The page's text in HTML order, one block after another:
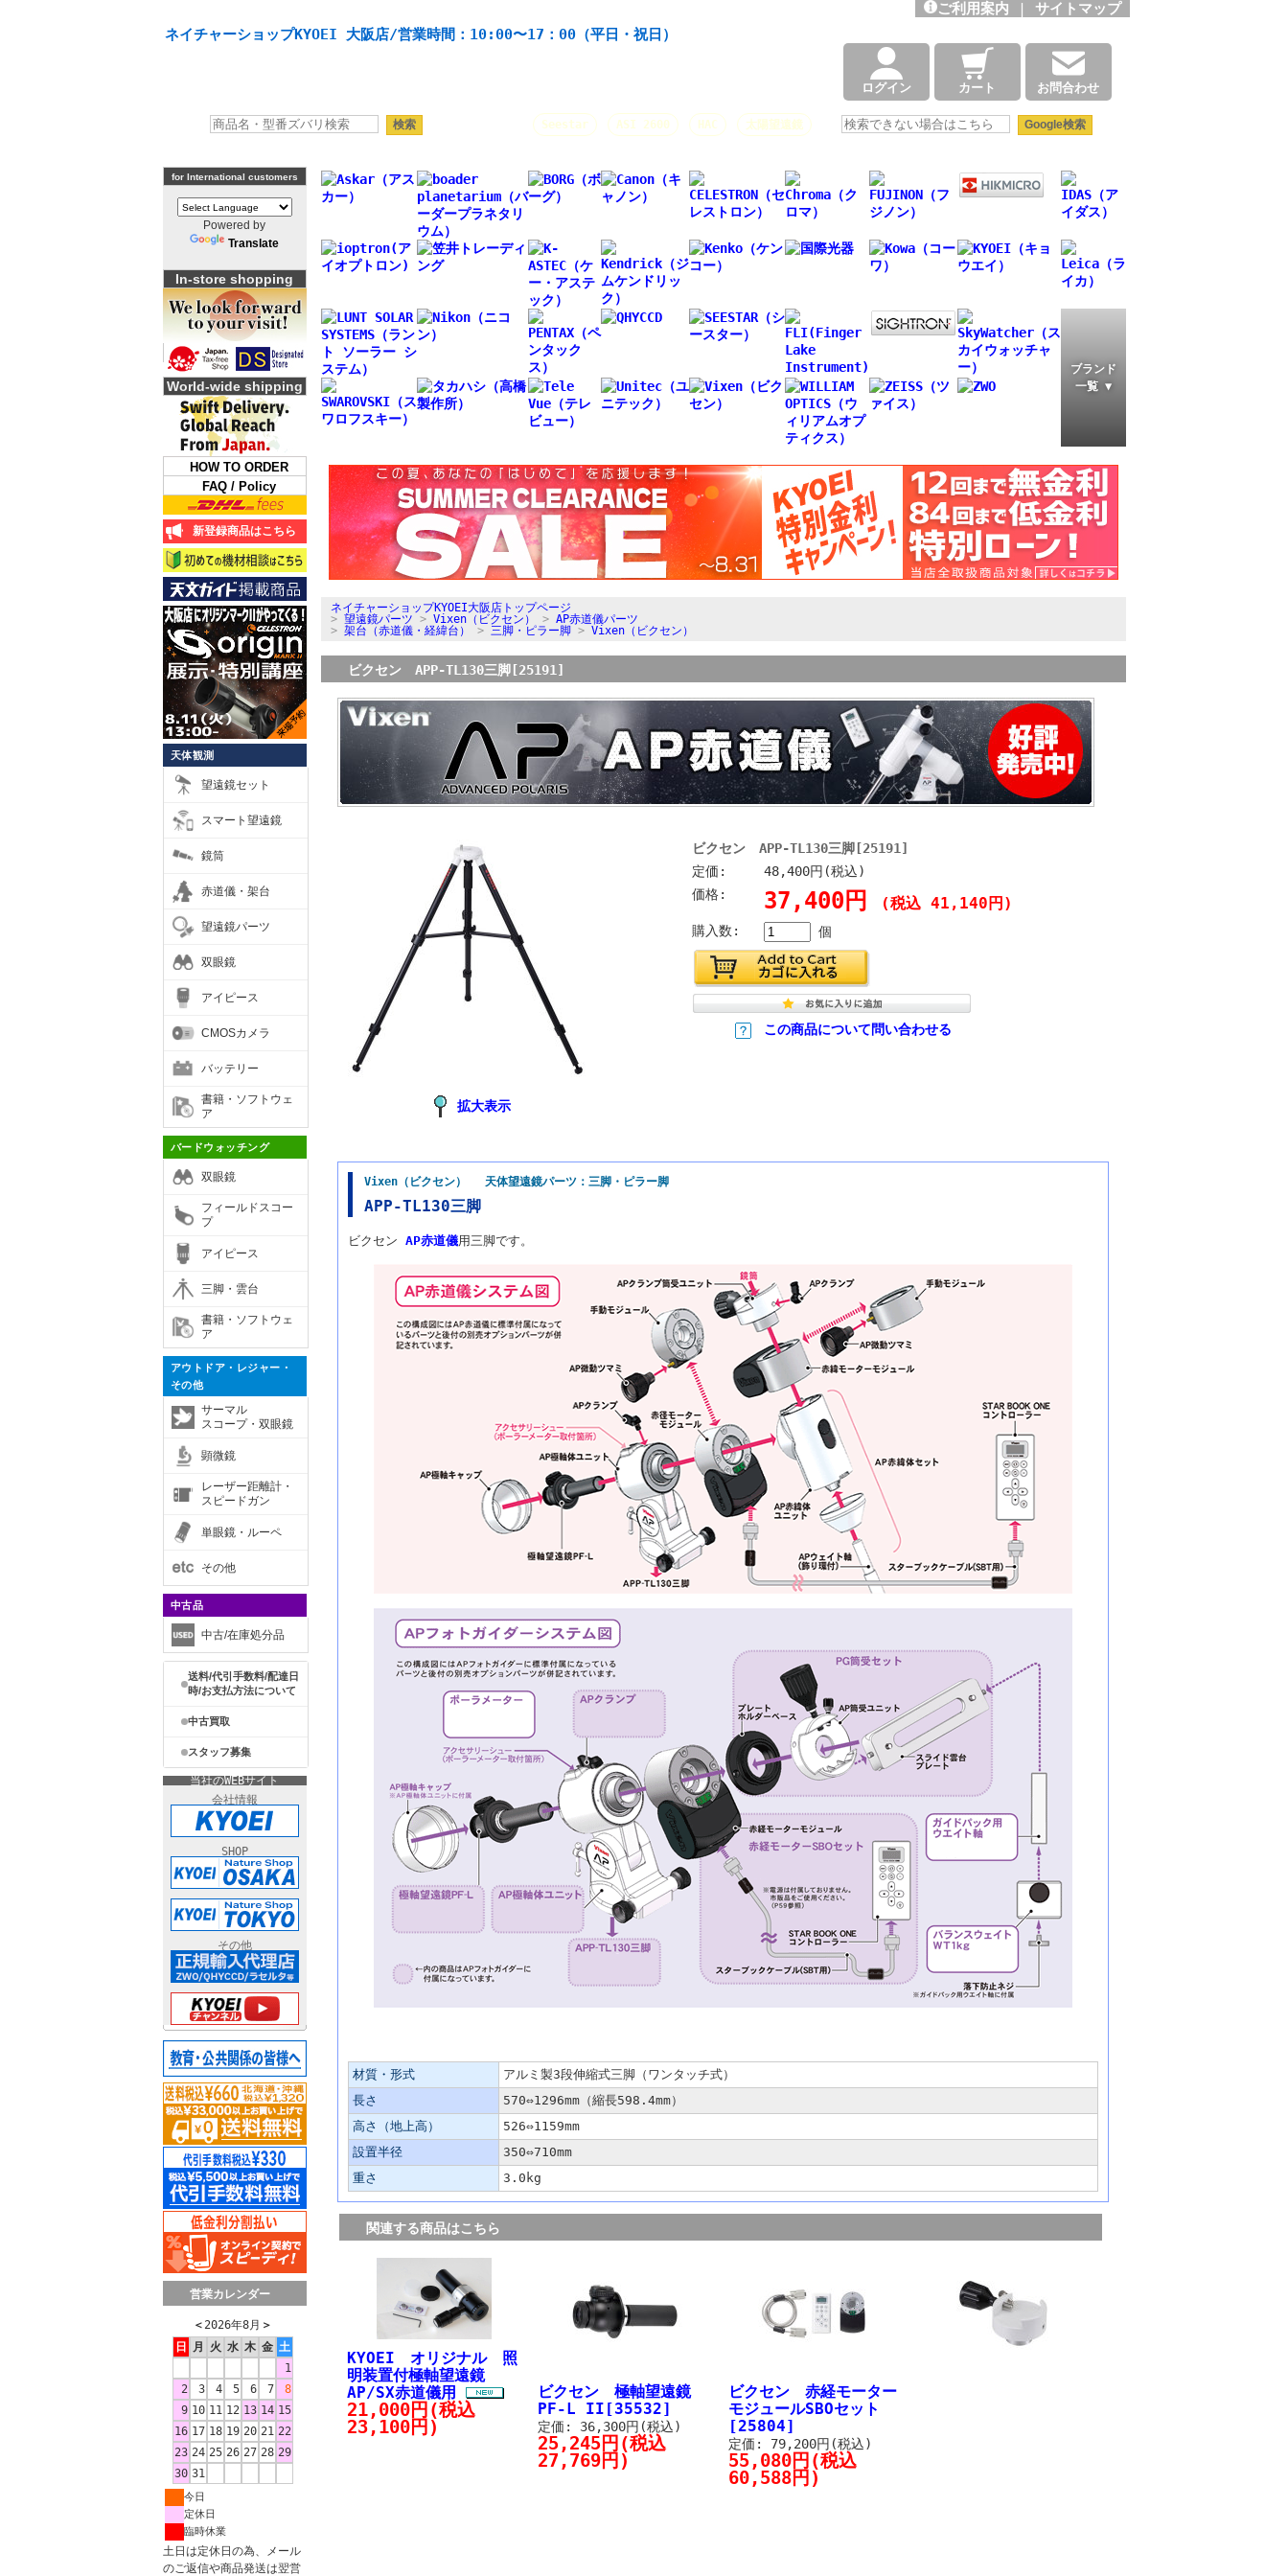
ネイチャーショップKYOEI 大阪店/営業時間：10:00〜17：00（平日・祝日）
ご利用案内 | サイトマップ
ログイン カート お問合わせ
Seestar ASI 2600 HAC 太陽望遠鏡
for International customers
Powered by
Translate
In-store shopping
World-wide shipping
HOW TO ORDER
FAQ / Policy
新登録商品はこちら
天体観測
望遠鏡セット
スマート望遠鏡
鏡筒
赤道儀・架台
望遠鏡パーツ
双眼鏡
アイピース
CMOSカメラ
バッテリー
書籍・ソフトウェ
ア
バードウォッチング
双眼鏡
フィールドスコー
プ
アイピース
三脚・雲台
書籍・ソフトウェ
ア
アウトドア・レジャー・
その他
サーマル
スコープ・双眼鏡
顕微鏡
レーザー距離計・
スピードガン
単眼鏡・ルーペ
その他
中古品
中古/在庫処分品
送料/代引手数料/配達日
時/お支払方法について
中古買取
スタッフ募集
当社のWEBサイト
会社情報
SHOP
その他
営業カレンダー
＜ 2026年8月 ＞
日
月 火 水 木 金 土
1
2
3 4 5 6 7
8
9 10 11 12 13 14 15
16 17 18 19 20 21 22
23 24 25 26 27 28 29
30 31
今日
定休日
臨時休業
土日は定休日の為、メール
のご返信や商品発送は翌営
ブランド
一覧 ▼
ネイチャーショップKYOEI大阪店トップページ
> 望遠鏡パーツ > Vixen（ビクセン） > AP赤道儀パーツ
> 架台（赤道儀・経緯台） > 三脚・ピラー脚> Vixen（ビクセン）
ビクセン APP-TL130三脚[25191]
拡大表示
ビクセン APP-TL130三脚[25191]
定価:
48,400円(税込)
価格:
37,400円 (税込 41,140円)
購入数: 個
この商品について問い合わせる
Vixen（ビクセン） 天体望遠鏡パーツ：三脚・ピラー脚
APP-TL130三脚
ビクセン AP赤道儀用三脚です。
材質・形式
アルミ製3段伸縮式三脚（ワンタッチ式）
長さ
570⇔1296mm（縮長598.4mm）
高さ（地上高）
526⇔1159mm
設置半径
350⇔710mm
重さ
3.0kg
関連する商品はこちら
KYOEI オリジナル 照
明装置付極軸望遠鏡
AP/SX赤道儀用
21,000円(税込
23,100円)
ビクセン 極軸望遠鏡
PF-L II[35532]
定価: 36,300円(税込)
25,245円(税込
27,769円)
ビクセン 赤経モーター
モジュールSBOセット
[25804]
定価: 79,200円(税込)
55,080円(税込
60,588円)